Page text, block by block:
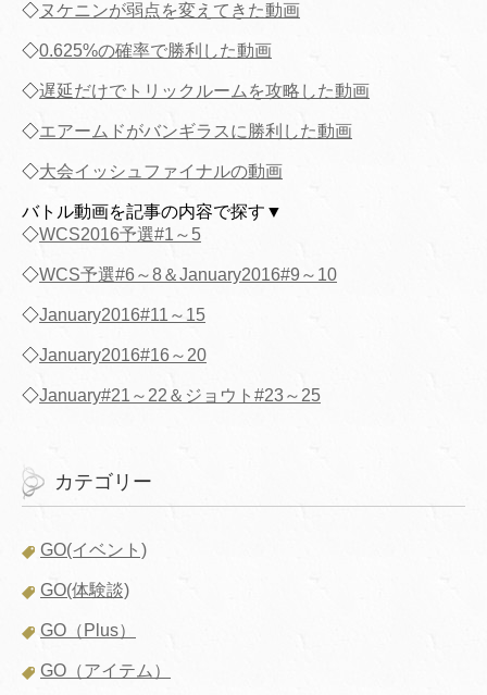
◇ヌケニンが弱点を変えてきた動画
◇0.625%の確率で勝利した動画
◇遅延だけでトリックルームを攻略した動画
◇エアームドがバンギラスに勝利した動画
◇大会イッシュファイナルの動画
バトル動画を記事の内容で探す▼
◇WCS2016予選#1～5
◇WCS予選#6～8＆January2016#9～10
◇January2016#11～15
◇January2016#16～20
◇January#21～22＆ジョウト#23～25
カテゴリー
GO(イベント)
GO(体験談)
GO（Plus）
GO（アイテム）